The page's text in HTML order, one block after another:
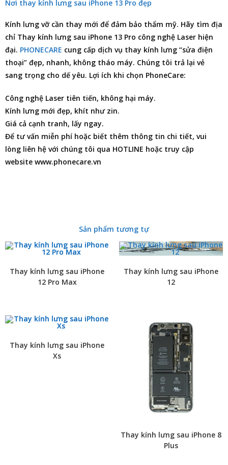
Nơi thay kính lưng sau iPhone 13 Pro đẹp
Kính lưng vỡ cần thay mới để đảm bảo thẩm mỹ. Hãy tìm địa
chỉ Thay kính lưng sau iPhone 13 Pro công nghệ Laser hiện
đại. PHONECARE cung cấp dịch vụ thay kính lưng “sửa điện
thoại” đẹp, nhanh, không tháo máy. Chúng tôi trả lại vẻ
sang trọng cho dế yêu. Lợi ích khi chọn PhoneCare:
Công nghệ Laser tiên tiến, không hại máy.
Kính lưng mới đẹp, khít như zin.
Giá cả cạnh tranh, lấy ngay.
Để tư vấn miễn phí hoặc biết thêm thông tin chi tiết, vui
lòng liên hệ với chúng tôi qua HOTLINE hoặc truy cập
website www.phonecare.vn
Sản phẩm tương tự
Thay kính lưng sau iPhone
12 Pro Max
Thay kính lưng sau iPhone
12
Thay kính lưng sau iPhone
Xs
Thay kính lưng sau iPhone 8
Plus